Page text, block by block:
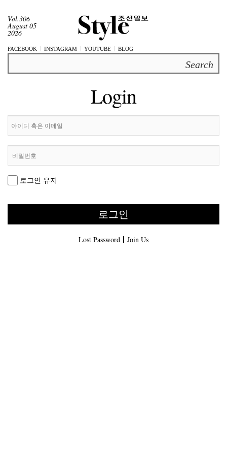
Vol.306
August 05
2026
FACEBOOK INSTAGRAM YOUTUBE BLOG
Login
로그인 유지
Lost Password Join Us